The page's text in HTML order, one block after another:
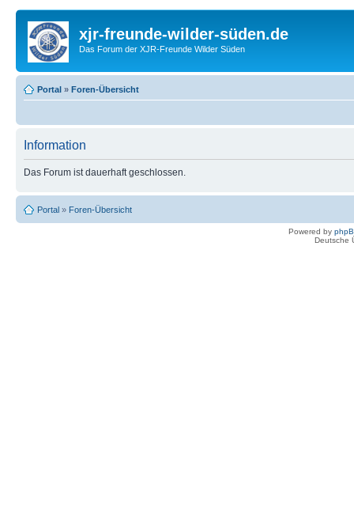
xjr-freunde-wilder-süden.de
Das Forum der XJR-Freunde Wilder Süden
Portal » Foren-Übersicht
Information
Das Forum ist dauerhaft geschlossen.
Portal » Foren-Übersicht
Powered by
Deutsche